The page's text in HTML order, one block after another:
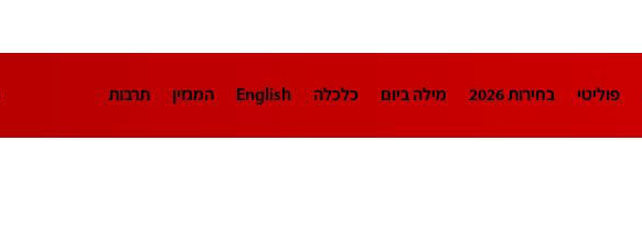
פוליטי בחירות 2026 מילה ביום כלכלה English המגזין תרבות